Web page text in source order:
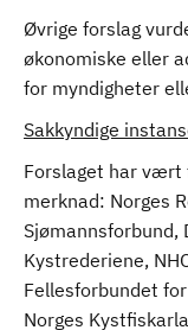
Øvrige forslag
økonomiske eller
for myndigheter
Sakkyndige
Forslaget har vært
merknad: Norges
Kystrederiene,
Fellesforbundet
Norges